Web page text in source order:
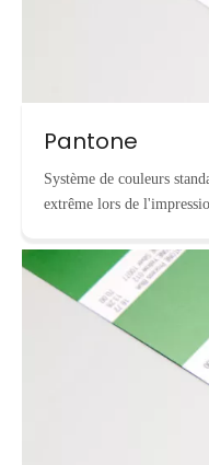
Pantone
Système de couleurs
extrême lors de